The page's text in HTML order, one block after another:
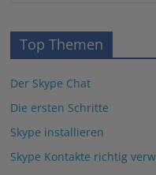
Top Themen
Der Skype Chat
Die ersten Schritte
Skype installieren
Skype Kontakte richtig